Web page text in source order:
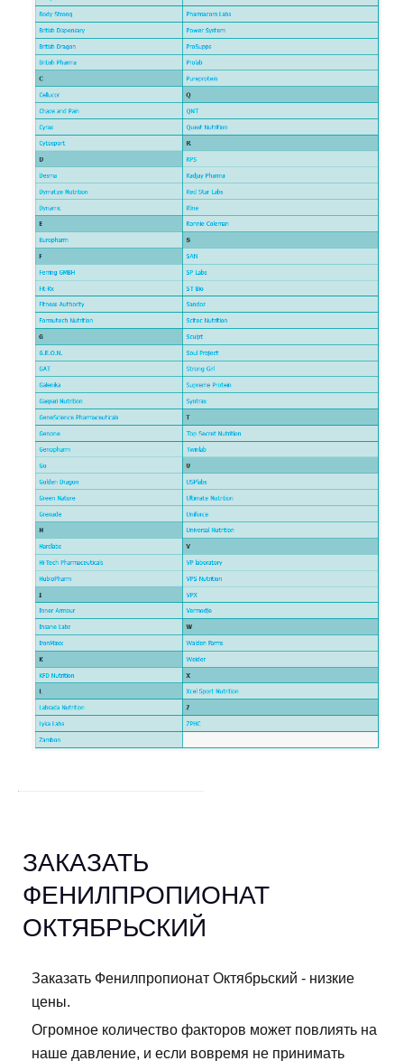
ЗАКАЗАТЬ
ФЕНИЛПРОПИОНАТ
ОКТЯБРЬСКИЙ
Заказать Фенилпропионат Октябрьский - низкие
цены.
Огромное количество факторов может повлиять на
наше давление, и если вовремя не принимать